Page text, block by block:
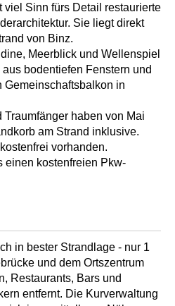
viel Sinn fürs Detail restaurierte
Sie liegt direkt
von Binz.
Meerblick und Wellenspiel
bodentiefen Fenstern und
in
haben von Mai
am Strand inklusive.
vorhanden.
einen kostenfreien Pkw-
in bester Strandlage - nur 1
und dem Ortszentrum
Restaurants, Bars und
entfernt. Die Kurverwaltung